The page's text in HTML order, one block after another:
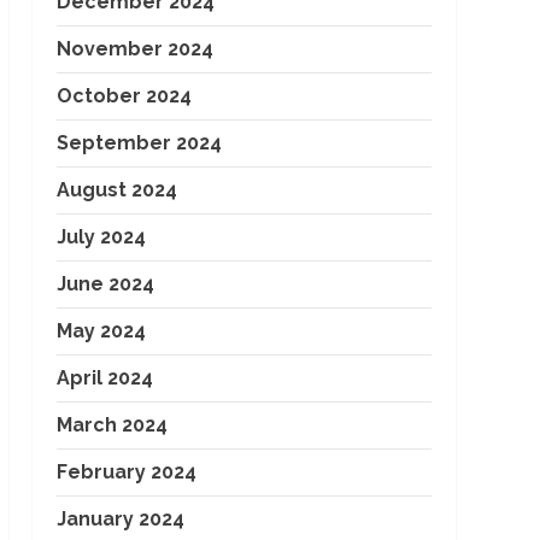
November 2024
October 2024
September 2024
August 2024
July 2024
June 2024
May 2024
April 2024
March 2024
February 2024
January 2024